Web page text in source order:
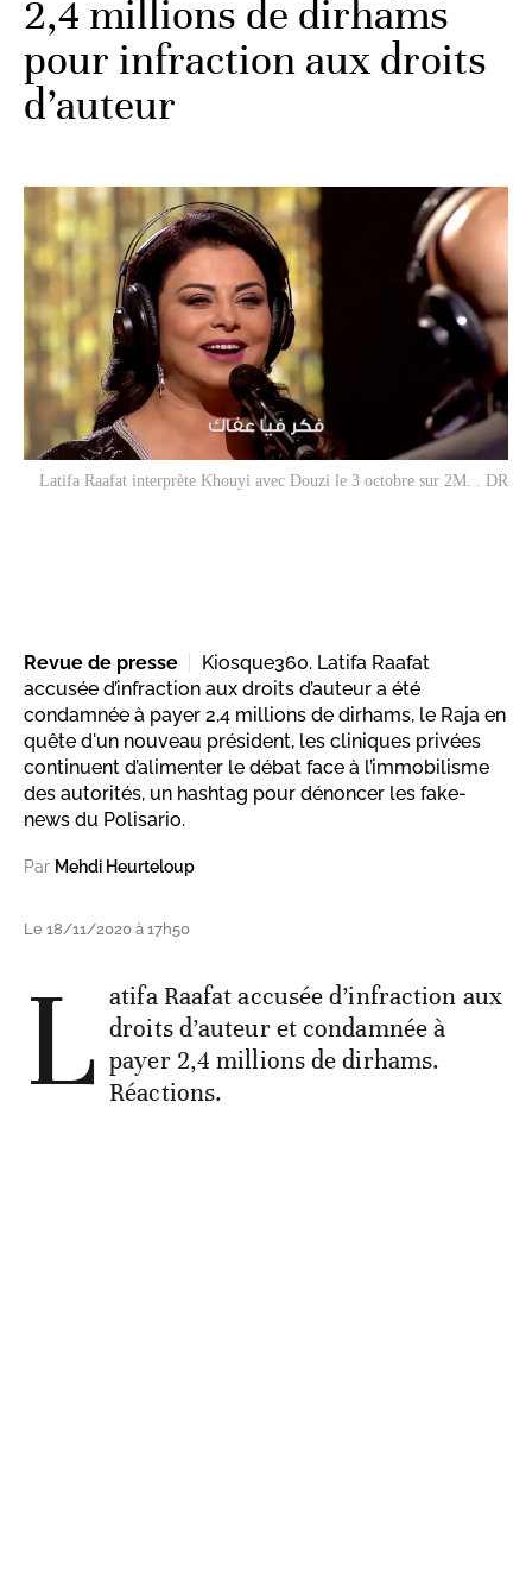
2,4 millions de dirhams
pour infraction aux droits
d’auteur
Latifa Raafat interprète Khouyi avec Douzi le 3 octobre sur 2M. . DR
Revue de presse
Kiosque360. Latifa Raafat
accusée d’infraction aux droits d’auteur a été
condamnée à payer 2,4 millions de dirhams, le Raja en
quête d'un nouveau président, les cliniques privées
continuent d’alimenter le débat face à l’immobilisme
des autorités, un hashtag pour dénoncer les fake-
news du Polisario.
Par Mehdi Heurteloup
Le 18/11/2020 à 17h50
L atifa Raafat accusée d’infraction aux
droits d’auteur et condamnée à
payer 2,4 millions de dirhams.
Réactions.